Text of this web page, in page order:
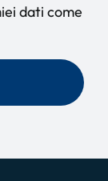
dati come